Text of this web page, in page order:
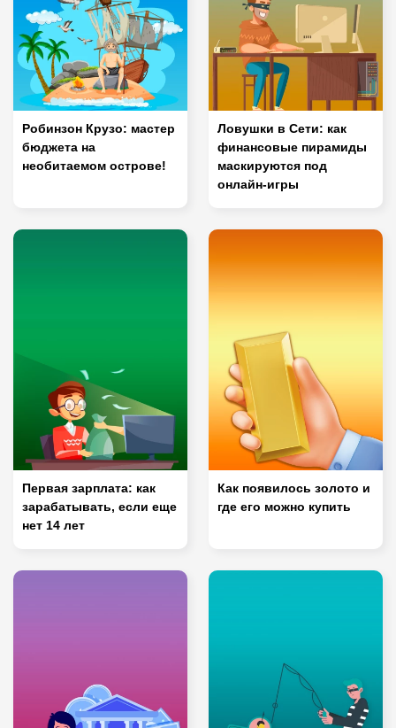
Робинзон Крузо: мастер
бюджета на
необитаемом острове!
Ловушки в Сети: как
финансовые пирамиды
маскируются под
онлайн-игры
Первая зарплата: как
зарабатывать, если еще
нет 14 лет
Как появилось золото и
где его можно купить